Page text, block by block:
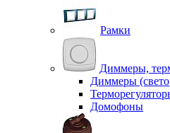
Рамки
Диммеры,
Диммеры
Домофоны